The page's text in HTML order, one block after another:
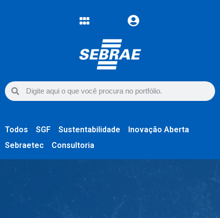
Todos SGF Sustentabilidade
Inovação Aberta
Sebraetec
Consultoria